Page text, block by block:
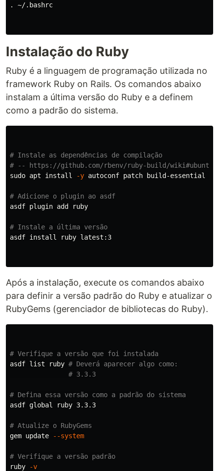
.
~/.bashrc
Instalação do Ruby
Ruby é a linguagem de programação utilizada no
framework Ruby on Rails. Os comandos abaixo
instalam a última versão do Ruby e a definem
como a padrão do sistema.
# Instale as dependências de compilação
# -- https://github.com/rbenv/ruby-build/
sudo apt install -y autoconf patch build-essential
# Adicione o plugin ao asdf
asdf plugin add ruby
# Instale a última versão
asdf install ruby latest:3
Após a instalação, execute os comandos abaixo
para definir a versão padrão do Ruby e atualizar o
RubyGems (gerenciador de bibliotecas do Ruby).
# Verifique a versão que foi instalada
asdf list ruby # Deverá aparecer algo como:
# 3.3.3
# Defina essa versão como a padrão do sistema
asdf global ruby 3.3.3
# Atualize o RubyGems
gem update
--system
# Verifique a versão padrão
ruby
-v